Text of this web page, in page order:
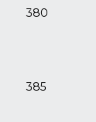
380
385